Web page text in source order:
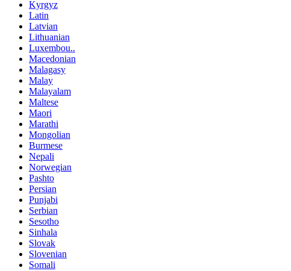
Kyrgyz
Latin
Latvian
Lithuanian
Luxembou..
Macedonian
Malagasy
Malay
Malayalam
Maltese
Maori
Marathi
Mongolian
Burmese
Nepali
Norwegian
Pashto
Persian
Punjabi
Serbian
Sesotho
Sinhala
Slovak
Slovenian
Somali